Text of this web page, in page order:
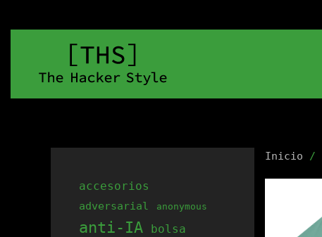
Inicio /
accesorios
adversarial anonymous
anti-IA bolsa